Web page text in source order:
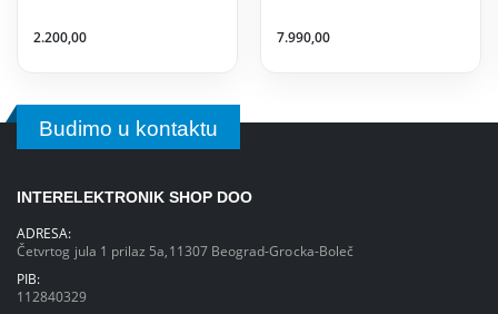
2.200,00 7.990,00
Budimo u kontaktu
INTERELEKTRONIK SHOP DOO
ADRESA:
Četvrtog jula 1 prilaz 5a,11307 Beograd-Grocka-Boleč
PIB:
112840329